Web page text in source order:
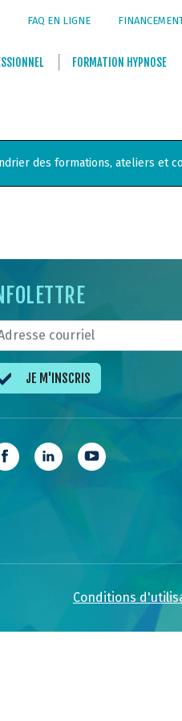
FAQ EN LIGNE
FORMATION HYPNOSE
des formations, ateliers et
JE M'INSCRIS
Conditions